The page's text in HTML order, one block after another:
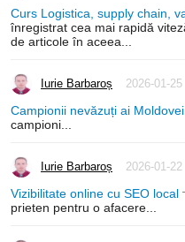
Curs Logistica, supply chain,
înregistrat cea mai rapidă
de articole în aceea...
Iurie Barbaroș 2026-01-25
Campionii nevăzuți ai
campioni...
Iurie Barbaroș 2026-01-22
Vizibilitate online cu SEO local
prieten pentru o afacere...